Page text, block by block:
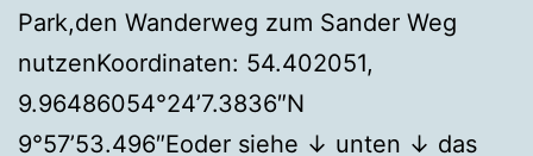
Park,den Wanderweg zum Sander Weg
nutzenKoordinaten: 54.402051,
9.96486054°24’7.3836″N
9°57’53.496″Eoder siehe ↓ unten ↓ das